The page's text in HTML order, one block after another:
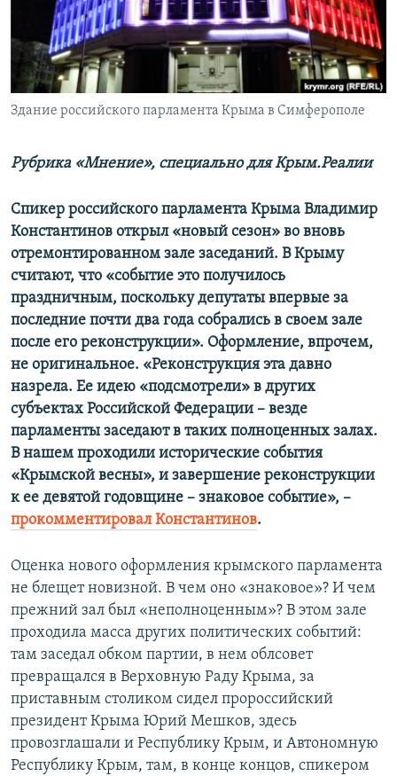
ПОБЕДИТЕЛЕЙ НЕ СУДЯТ?
КРЫМ.НЕПОКОРЕННЫЙ
ELIFBE
УКРАИНСКАЯ ПРОБЛЕМА КРЫМА
ПРИСОЕДИНЯЙТЕСЬ!
Здание российского парламента Крыма в Симферополе
Рубрика «Мнение», специально для Крым.Реалии
Спикер российского парламента Крыма Владимир
Константинов открыл «новый сезон» во вновь
отремонтированном зале заседаний. В Крыму
считают, что «событие это получилось
праздничным, поскольку депутаты впервые за
последние почти два года собрались в своем зале
после его реконструкции». Оформление, впрочем,
не оригинальное. «Реконструкция эта давно
назрела. Ее идею «подсмотрели» в других
субъектах Российской Федерации – везде
парламенты заседают в таких полноценных залах.
В нашем проходили исторические события
«Крымской весны», и завершение реконструкции
к ее девятой годовщине – знаковое событие», –
прокомментировал Константинов.
Оценка нового оформления крымского парламента
не блещет новизной. В чем оно «знаковое»? И чем
прежний зал был «неполноценным»? В этом зале
проходила масса других политических событий:
там заседал обком партии, в нем облсовет
превращался в Верховную Раду Крыма, за
приставным столиком сидел пророссийский
президент Крыма Юрий Мешков, здесь
провозглашали и Республику Крым, и Автономную
Республику Крым, там, в конце концов, спикером